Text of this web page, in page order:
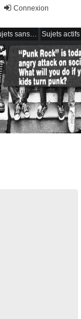
Connexion
Sujets sans réponse Sujets actifs